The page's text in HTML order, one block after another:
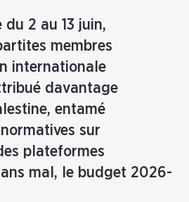
du 2 au 13 juin,
membres
internationale
davantage
entamé
sur
plateformes
mal, le budget 2026-